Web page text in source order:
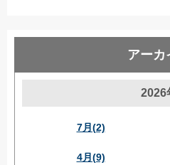
アーカ
2026
7月(2)
4月(9)